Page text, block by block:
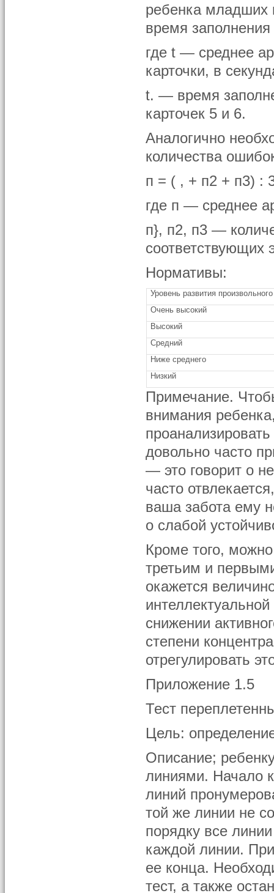
ребенка младших
время
где t — среднее
карточки, в
t. — время
карточек 5 и 6.
Аналогично
количества
п = ( , + п2 + п3) :
где п — среднее
п}, п2, п3 —
соответствующих
Нормативы:
Уровень развития
Очень высокий
Высокий
Средний
Ниже среднего
Низкий
Примечание.
внимания
довольно часто
— это говорит о
часто
ваша забота ему
о слабой
Кроме того,
третьим и
окажется
снижении
степени
отрегулировать
Приложение 1.5
Тест
Цель:
Описание;
линиями. Начало
линий
той же линии не
порядку все
каждой линии.
ее конца.
тест, а также